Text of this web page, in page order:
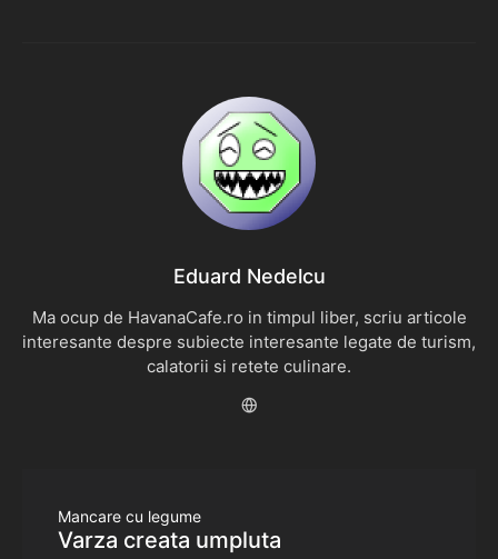
Eduard Nedelcu
Ma ocup de HavanaCafe.ro in timpul liber, scriu articole
interesante despre subiecte interesante legate de turism,
calatorii si retete culinare.
Mancare cu legume
Varza creata umpluta